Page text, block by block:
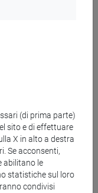
(di prima parte)
sito e di effettuare
X in alto a destra
Se acconsenti,
abilitano le
statistiche sul loro
condivisi